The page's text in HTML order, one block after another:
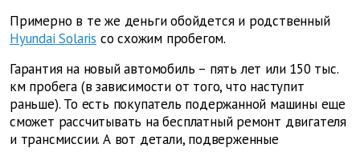
Примерно в те же деньги обойдется и родственный
Hyundai Solaris со схожим пробегом.
Гарантия на новый автомобиль – пять лет или 150 тыс.
км пробега (в зависимости от того, что наступит
раньше). То есть покупатель подержанной машины еще
сможет рассчитывать на бесплатный ремонт двигателя
и трансмиссии. А вот детали, подверженные